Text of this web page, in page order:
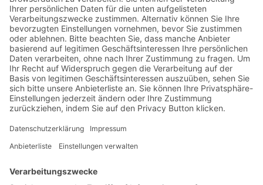
Jetzt beim BITO Newsletter
anmelden:
Lager- & Logistiknews
Exklusive Rabatte
Neuheiten
Newsletter abonnieren
Lösungen